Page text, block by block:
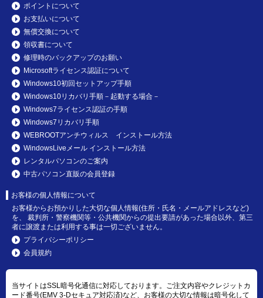
ポイントについて
お支払いについて
無償交換について
領収書について
修理時のバックアップのお願い
Microsoftライセンス認証について
Windows10初回セットアップ手順
Windows10リカバリ手順－起動する場合－
Windows7ライセンス認証の手順
Windows7リカバリ手順
WEBROOTアンチウィルス インストール方法
WindowsLiveメール インストール方法
レンタルパソコンのご案内
中古パソコン直販の会員登録
お客様の個人情報について
お客様からお預かりした大切な個人情報(住所・氏名・メールアドレスなど)
を、 裁判所・警察機関等・公共機関からの提出要請があった場合以外、第三
者に譲渡または利用する事は一切ございません。
プライバシーポリシー
会員規約
当サイトはSSL暗号化通信に対応しております。ご注文内容やクレジットカ
ード番号(EMV 3-Dセキュア対応済)など、お客様の大切な情報は暗号化して